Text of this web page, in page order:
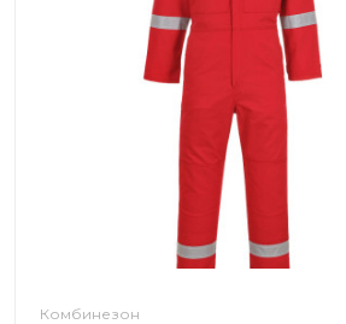
Комбинезон